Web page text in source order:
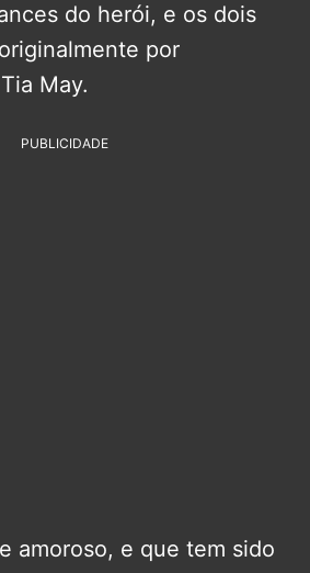
do herói, e os dois
por
May.
PUBLICIDADE
amoroso, e que tem sido